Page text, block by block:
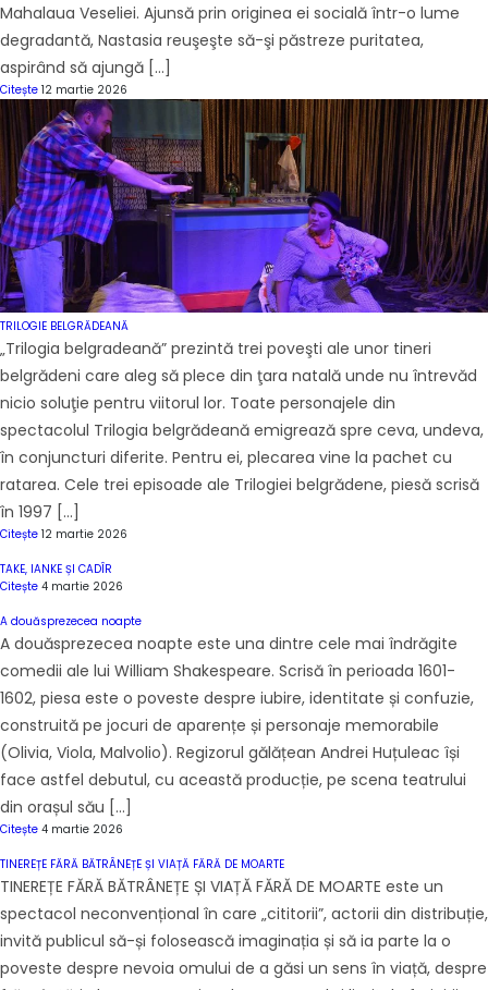
Mahalaua Veseliei. Ajunsă prin originea ei socială într-o lume
degradantă, Nastasia reuşeşte să-şi păstreze puritatea,
aspirând să ajungă […]
Citește 12 martie 2026
TRILOGIE BELGRĂDEANĂ
„Trilogia belgradeană” prezintă trei poveşti ale unor tineri
belgrădeni care aleg să plece din ţara natală unde nu întrevăd
nicio soluţie pentru viitorul lor. Toate personajele din
spectacolul Trilogia belgrădeană emigrează spre ceva, undeva,
în conjuncturi diferite. Pentru ei, plecarea vine la pachet cu
ratarea. Cele trei episoade ale Trilogiei belgrădene, piesă scrisă
în 1997 […]
Citește 12 martie 2026
TAKE, IANKE ȘI CADÎR
Citește 4 martie 2026
A douăsprezecea noapte
A douăsprezecea noapte este una dintre cele mai îndrăgite
comedii ale lui William Shakespeare. Scrisă în perioada 1601-
1602, piesa este o poveste despre iubire, identitate și confuzie,
construită pe jocuri de aparențe și personaje memorabile
(Olivia, Viola, Malvolio). Regizorul gălățean Andrei Huțuleac își
face astfel debutul, cu această producție, pe scena teatrului
din orașul său […]
Citește 4 martie 2026
TINEREȚE FĂRĂ BĂTRÂNEȚE ȘI VIAȚĂ FĂRĂ DE MOARTE
TINEREȚE FĂRĂ BĂTRÂNEȚE ȘI VIAȚĂ FĂRĂ DE MOARTE este un
spectacol neconvențional în care „cititorii”, actorii din distribuție,
invită publicul să-și folosească imaginația și să ia parte la o
poveste despre nevoia omului de a găsi un sens în viață, despre